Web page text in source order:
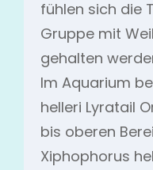
fühlen sich die
Gruppe mit
gehalten
Im Aquarium
helleri Lyratail
bis oberen
Xiphophorus